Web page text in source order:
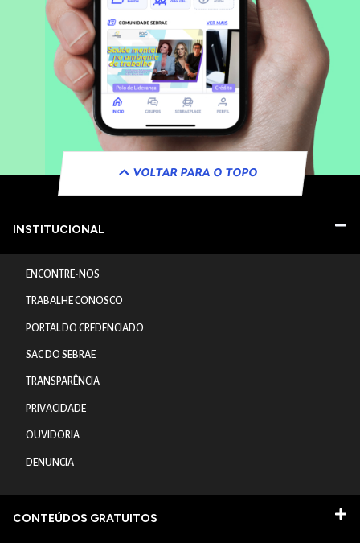
VOLTAR PARA O TOPO
INSTITUCIONAL
ENCONTRE-NOS
TRABALHE CONOSCO
PORTAL DO CREDENCIADO
SAC DO SEBRAE
TRANSPARÊNCIA
PRIVACIDADE
OUVIDORIA
DENUNCIA
CONTEÚDOS GRATUITOS